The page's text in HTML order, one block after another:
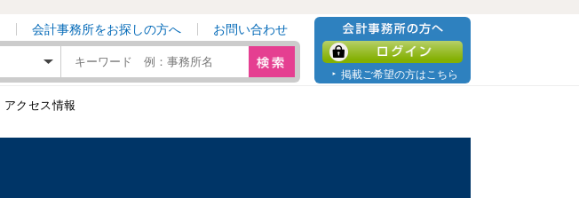
会計事務所をお探しの方へ
お問い合わせ
会計事務所の方へ
ログイン
掲載ご希望の方はこちら
アクセス情報